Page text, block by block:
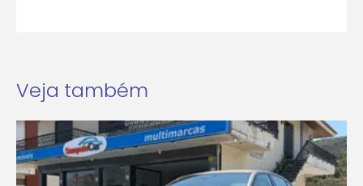
Veja também